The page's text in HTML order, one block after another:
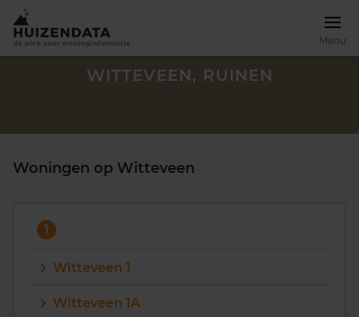
Menu
WITTEVEEN, RUINEN
Woningen op Witteveen
1
Witteveen 1
Witteveen 1A